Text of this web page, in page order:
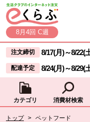
ページの先頭です。
本文へジャンプする。
8月4回 C週
ここからサイト内共通メニ
サイト内共通メニューをス
注文締切 8/17(月)～8/22(
配達予定 8/24(月)～8/29(
カテゴリ 消費材検索
トップ > ペットフード